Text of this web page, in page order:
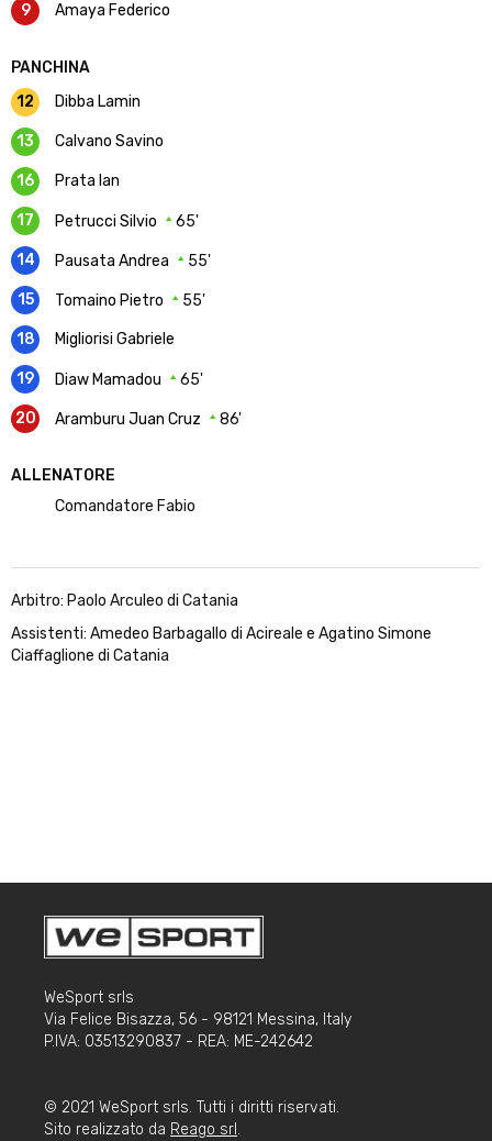
9 Amaya Federico
PANCHINA
12
Dibba Lamin
13 Calvano Savino
16 Prata Ian
17 Petrucci Silvio 65'
14 Pausata Andrea 55'
15 Tomaino Pietro 55'
18 Migliorisi Gabriele
19 Diaw Mamadou 65'
20 Aramburu Juan Cruz 86'
ALLENATORE
Comandatore Fabio
Arbitro: Paolo Arculeo di Catania
Assistenti: Amedeo Barbagallo di Acireale e Agatino Simone
Ciaffaglione di Catania
WeSport srls
Via Felice Bisazza, 56 - 98121 Messina, Italy
P.IVA: 03513290837 - REA: ME-242642
© 2021 WeSport srls. Tutti i diritti riservati.
Sito realizzato da Reago srl .